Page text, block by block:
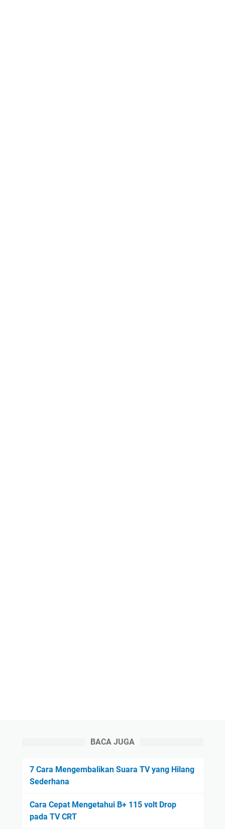
BACA JUGA
7 Cara Mengembalikan Suara TV yang Hilang
Sederhana
Cara Cepat Mengetahui B+ 115 volt Drop
pada TV CRT